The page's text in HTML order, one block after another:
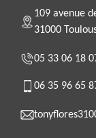
109 avenue
31000
05 33 06 18
06 35 96 65